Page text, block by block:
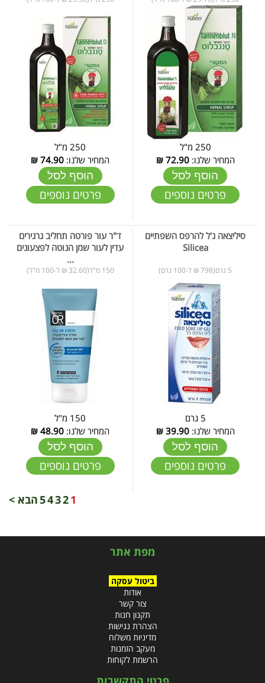
250 מ"ל
המחיר שלנו:72.90
₪
הוסף לסל
פרטים נוספים
250 מ"ל
המחיר שלנו: 74.90
₪
הוסף לסל
פרטים נוספים
סיליצאה ג'ל להרפס השפתיים
Silicea
5 גרם(798 ₪ ל-100 גרם)
5 גרם
המחיר שלנו:39.90
₪
הוסף לסל
פרטים נוספים
ד"ר עור פורטה תחליב גרגירים
עדין לעור שמן הנוטה לפצעונים
...
150 מ"ל(32.60 ₪ ל-100 מ"ל)
150 מ"ל
המחיר שלנו: 48.90
₪
הוסף לסל
פרטים נוספים
1
2
3
4
5הבא >
מפת אתר
ביטול עסקה
אודות
צור קשר
תקנון חנות
הצהרת נגישות
מדיניות משלוח
מעקב הזמנות
הרשמת לקוחות